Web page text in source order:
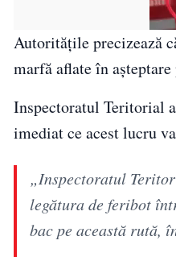
Autoritățile precizează
marfă aflate în
Inspectoratul Teritorial
imediat ce acest lucru
„Inspectoratul
legătura de feribot
bac pe această rută,